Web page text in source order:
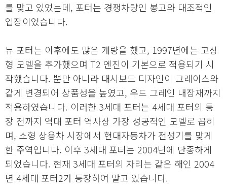
를 맞고 있었는데, 포터는 경쟁차량인 봉고와 대조적인
입장이었습니다.
뉴 포터는 이후에도 많은 개량을 했고, 1997년에는 고상
형 모델을 추가했으며 T2 엔진이 기본으로 적용되기 시
작했습니다. 뿐만 아니라 대시보드 디자인이 그레이스와
같게 변경되어 상품성을 높였고, 우드 그레인 내장재까지
적용하였습니다. 이러한 3세대 포터는 4세대 포터의 등
장 전까지 역대 포터 역사상 가장 성공적인 모델로 꼽히
며, 소형 상용차 시장에서 현대자동차가 전성기를 맞게
한 주역입니다. 이후 3세대 포터는 2004년에 단종하게
되었습니다. 현재 3세대 포터의 자리는 같은 해인 2004
년 4세대 포터2가 등장하여 맡고 있습니다.